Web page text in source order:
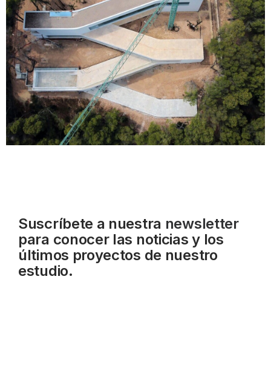
Suscríbete a nuestra newsletter
para conocer las noticias y los
últimos proyectos de nuestro
estudio.